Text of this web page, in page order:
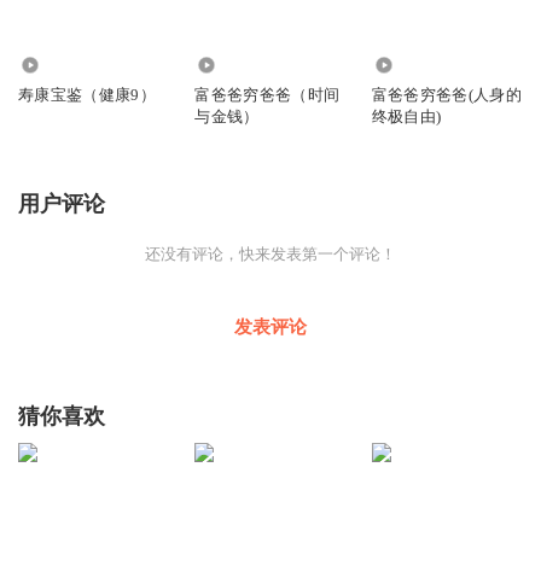
寿康宝鉴（健康9）
富爸爸穷爸爸（时间
与金钱）
富爸爸穷爸爸(人身的
终极自由)
用户评论
还没有评论，快来发表第一个评论！
发表评论
猜你喜欢